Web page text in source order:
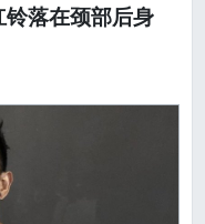
落在颈部后身